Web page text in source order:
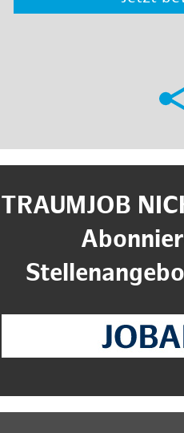
TRAUMJOB